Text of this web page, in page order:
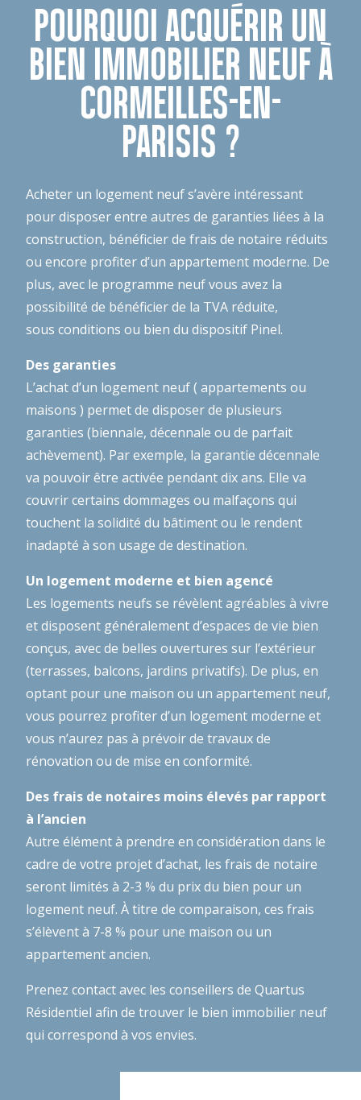
POURQUOI ACQUÉRIR UN
BIEN IMMOBILIER NEUF À
CORMEILLES-EN-
PARISIS ?
Acheter un logement neuf s’avère intéressant
pour disposer entre autres de garanties liées à la
construction, bénéficier de frais de notaire réduits
ou encore profiter d’un appartement moderne. De
plus, avec le programme neuf vous avez la
possibilité de bénéficier de la TVA réduite,
sous conditions ou bien du dispositif Pinel.
Des garanties
L’achat d’un logement neuf ( appartements ou
maisons ) permet de disposer de plusieurs
garanties (biennale, décennale ou de parfait
achèvement). Par exemple, la garantie décennale
va pouvoir être activée pendant dix ans. Elle va
couvrir certains dommages ou malfaçons qui
touchent la solidité du bâtiment ou le rendent
inadapté à son usage de destination.
Un logement moderne et bien agencé
Les logements neufs se révèlent agréables à vivre
et disposent généralement d’espaces de vie bien
conçus, avec de belles ouvertures sur l’extérieur
(terrasses, balcons, jardins privatifs). De plus, en
optant pour une maison ou un appartement neuf,
vous pourrez profiter d’un logement moderne et
vous n’aurez pas à prévoir de travaux de
rénovation ou de mise en conformité.
Des frais de notaires moins élevés par rapport
à l’ancien
Autre élément à prendre en considération dans le
cadre de votre projet d’achat, les frais de notaire
seront limités à 2-3 % du prix du bien pour un
logement neuf. À titre de comparaison, ces frais
s’élèvent à 7-8 % pour une maison ou un
appartement ancien.
Prenez contact avec les conseillers de Quartus
Résidentiel afin de trouver le bien immobilier neuf
qui correspond à vos envies.